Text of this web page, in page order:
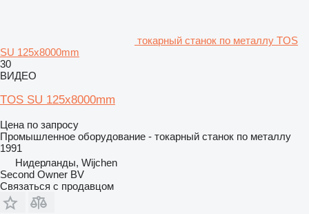
токарный станок по металлу TOS
SU 125x8000mm
30
ВИДЕО
TOS SU 125x8000mm
Цена по запросу
Промышленное оборудование - токарный станок по металлу
1991
Нидерланды, Wijchen
Second Owner BV
Связаться с продавцом